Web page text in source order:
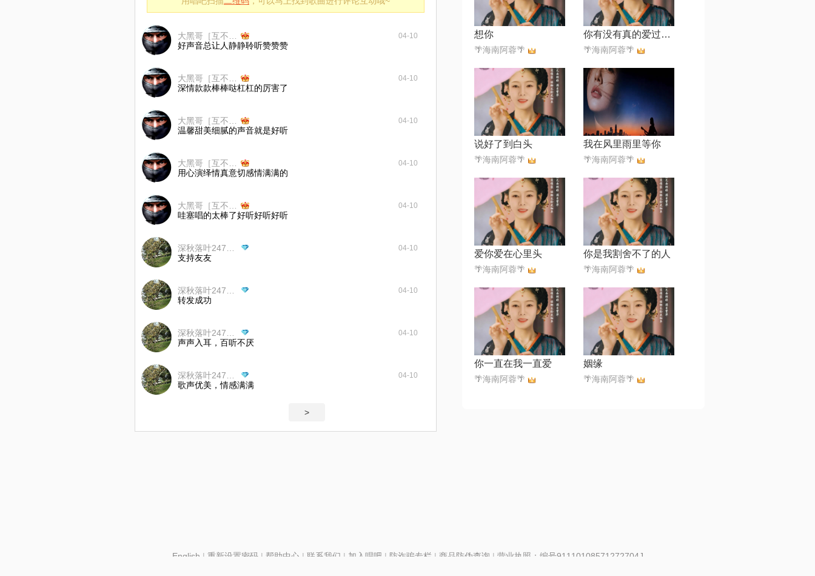
04-10
好声音总让人静静聆听赞赞赞
04-10
深情款款棒棒哒杠杠的厉害了
04-10
温馨甜美细腻的声音就是好听
04-10
用心演绎情真意切感情满满的
04-10
哇塞唱的太棒了好听好听好听
04-10
支持友友
04-10
转发成功
04-10
声声入耳，百听不厌
04-10
歌声优美，情感满满
>
想你
🌴海南阿蓉🌴
你有没有真的爱过我【烟嗓版】
🌴海南阿蓉🌴
说好了到白头
🌴海南阿蓉🌴
我在风里雨里等你
🌴海南阿蓉🌴
爱你爱在心里头
🌴海南阿蓉🌴
你是我割舍不了的人
🌴海南阿蓉🌴
你一直在我一直爱
🌴海南阿蓉🌴
姻缘
🌴海南阿蓉🌴
English | 重新设置密码| 帮助中心 | 联系我们 | 加入唱吧 | 防诈骗专栏 | 商品防伪查询 | 营业执照：编号91110108571272704J